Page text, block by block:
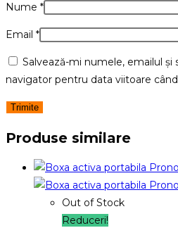
Nume *
Email *
Salvează-mi numele, emailul și
navigator pentru data viitoare
Produse similare
Out of Stock
Reduceri!